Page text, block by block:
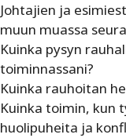
Johtajien ja
muun muassa
Kuinka pysyn
toiminnassani?
Kuinka rauhoitan
Kuinka toimin, kun
huolipuheita ja